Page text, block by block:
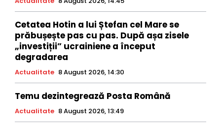
Cetatea Hotin a lui Ștefan cel Mare se
prăbușește pas cu pas. După așa zisele
„investiții” ucrainiene a început
degradarea
Actualitate 8 August 2026, 14:30
Temu dezintegrează Posta Română
Actualitate 8 August 2026, 13:49